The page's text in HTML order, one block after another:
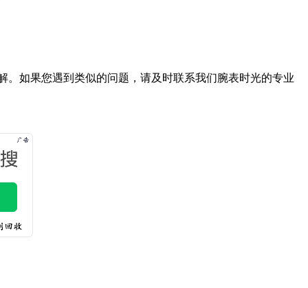
如果您遇到类似的问题，请及时联系我们腕表时光的专业